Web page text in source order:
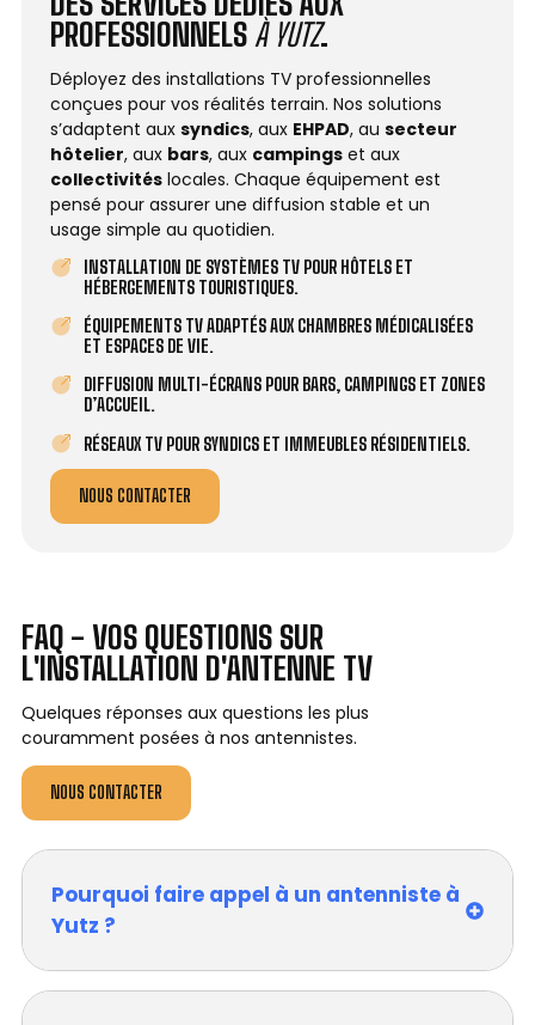
PROFESSIONNELS À YUTZ.
Déployez des installations TV professionnelles
conçues pour vos réalités terrain. Nos solutions
s’adaptent aux syndics, aux EHPAD, au secteur
hôtelier, aux bars, aux campings et aux
collectivités locales. Chaque équipement est
pensé pour assurer une diffusion stable et un
usage simple au quotidien.
INSTALLATION DE SYSTÈMES TV POUR HÔTELS ET
HÉBERGEMENTS TOURISTIQUES.
ÉQUIPEMENTS TV ADAPTÉS AUX CHAMBRES MÉDICALISÉES
ET ESPACES DE VIE.
DIFFUSION MULTI-ÉCRANS POUR BARS, CAMPINGS ET ZONES
D’ACCUEIL.
RÉSEAUX TV POUR SYNDICS ET IMMEUBLES RÉSIDENTIELS.
NOUS CONTACTER
FAQ - VOS QUESTIONS SUR
L'INSTALLATION D'ANTENNE TV
Quelques réponses aux questions les plus
couramment posées à nos antennistes.
NOUS CONTACTER
Pourquoi faire appel à un antenniste à
Yutz ?